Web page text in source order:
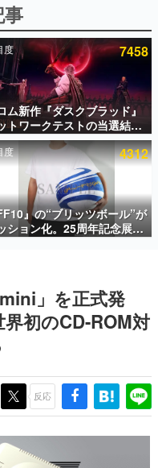
ング
ジビュー数万以上！ などな
電ファミ渾身の“殿堂入り”記
々に製作時のエピソードをお
。『赫本』は、〈試験問題〉
です。
場を担う若きクリエイター達
情熱を探っていきます。
作家さんに取材し、ゲームが
度 7458
ム新作『ダスクブラッド』
トワークテストの当選結果
7日22時に発表。応募サイ
マイページから確認可能、
ト実施は8月21日～24日
度 4312
』の“ブリッツボール”が
ション化。25周年記念展
FANTASY X
」を正式発
初のCD-ROM対
反応